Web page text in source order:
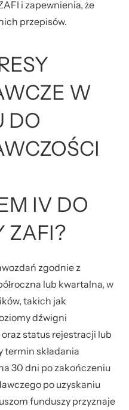
i zapewnienia, że
przepisów.
W
DO
IV DO
ZAFI?
zgodnie z
lub kwartalna, w
takich jak
dźwigni
status rejestracji lub
termin składania
30 dni po zakończeniu
po uzyskaniu
funduszy przyznaje